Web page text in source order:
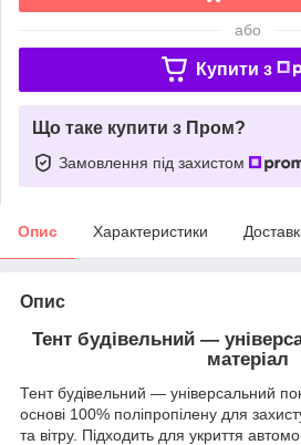
або
Купити з
Що таке купити з Пром?
Замовлення під захистом
Опис Характеристики
Опис
Тент будівельний —
матеріал
Тент будівельний — універсальний
основі 100% поліпропілену для
та вітру. Підходить для укриття